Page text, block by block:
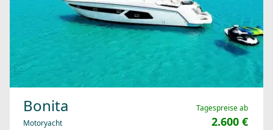
Bonita
Motoryacht
Tagespreise ab
2.600 €